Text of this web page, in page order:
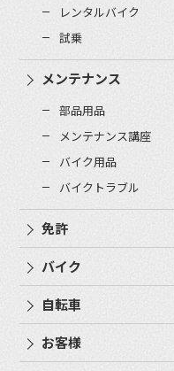
レンタルバイク
試乗
メンテナンス
部品用品
メンテナンス講座
バイク用品
バイクトラブル
免許
バイク
自転車
お客様